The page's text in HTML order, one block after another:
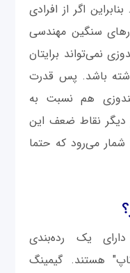
اگر از افرادی
سنگین مهندسی
نمی‌تواند برایتان
باشد. پس قدرت
هم نسبت به
دیگر نقاط ضعف این
می‌رود که حتما
یک رده‌بندی
هستند. گیمینگ